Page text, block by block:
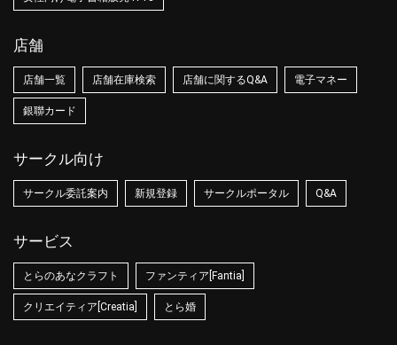
店舗
店舗一覧 店舗在庫検索 店舗に関するQ&A 電子マネー
銀聯カード
サークル向け
サークル委託案内 新規登録 サークルポータル Q&A
サービス
とらのあなクラフト ファンティア[Fantia]
クリエイティア[Creatia] とら婚